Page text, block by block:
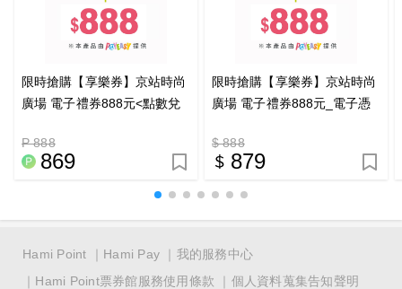
限時搶購【享樂券】京站時尚
廣場 電子禮券888元<點數兌
P 888
869
限時搶購【享樂券】京站時尚
廣場 電子禮券888元_電子憑
$ 888
879
Hami Point Hami Pay
我的服務中心
Hami Point票券館服務使用條款
個人資料蒐集告知聲明